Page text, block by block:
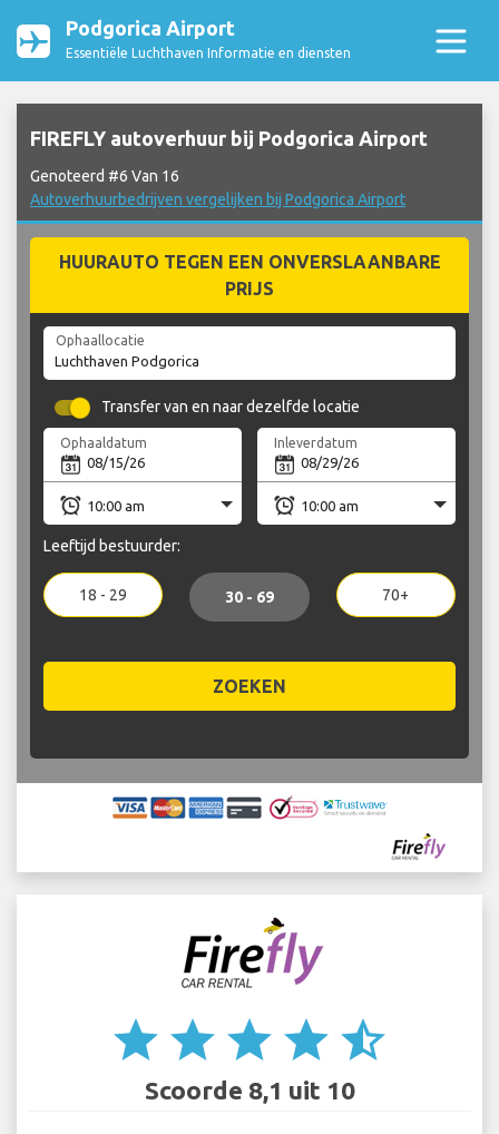
Podgorica Airport
Essentiële Luchthaven Informatie en diensten
FIREFLY autoverhuur bij Podgorica Airport
Genoteerd #6 Van 16
Autoverhuurbedrijven vergelijken bij Podgorica Airport
HUURAUTO TEGEN EEN ONVERSLAANBARE
PRIJS
Ophaallocatie
Transfer van en naar dezelfde locatie
Ophaaldatum Inleverdatum
Leeftijd bestuurder:
18 - 29 30 - 69 70+
ZOEKEN
star star star star star_half
Scoorde 8,1 uit 10